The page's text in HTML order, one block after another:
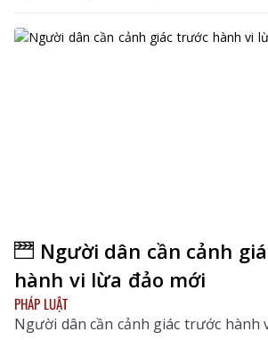
Người dân cần cảnh
hành vi lừa đảo mới
PHÁP LUẬT
Người dân cần cảnh giác trước hành